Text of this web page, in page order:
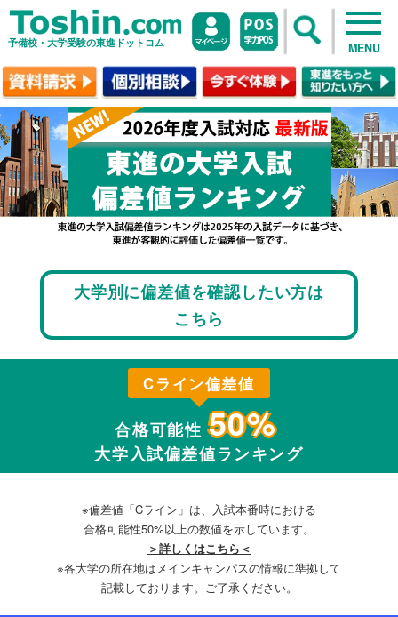
予備校・大学受験の東進ドットコム MENU
大学別に偏差値を確認したい方は
こちら
Cライン偏差値
合格可能性 50%
大学入試偏差値ランキング
※偏差値「Cライン」は、入試本番時における
合格可能性50%以上の数値を示しています。
＞詳しくはこちら＜
※各大学の所在地はメインキャンパスの情報に準拠して
記載しております。ご了承ください。